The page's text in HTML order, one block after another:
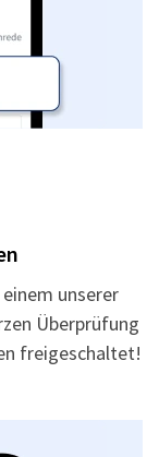
unserer
Überprüfung
freigeschaltet!